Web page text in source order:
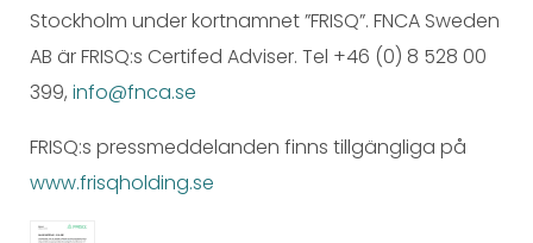
Stockholm under kortnamnet ”FRISQ”. FNCA Sweden
AB är FRISQ:s Certifed Adviser. Tel +46 (0) 8 528 00
399, info@fnca.se
FRISQ:s pressmeddelanden finns tillgängliga på
www.frisqholding.se